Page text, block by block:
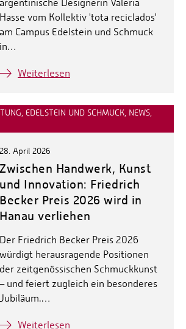
argentinische Designerin Valeria
Hasse vom Kollektiv 'tota reciclados'
am Campus Edelstein und Schmuck
in…
Weiterlesen
EDELSTEIN UND SCHMUCK, NEWS,
28. April 2026
Zwischen Handwerk, Kunst
und Innovation: Friedrich
Becker Preis 2026 wird in
Hanau verliehen
Der Friedrich Becker Preis 2026
würdigt herausragende Positionen
der zeitgenössischen Schmuckkunst
– und feiert zugleich ein besonderes
Jubiläum.…
Weiterlesen